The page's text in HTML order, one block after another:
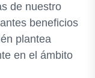
de nuestro
beneficios
plantea
en el ámbito